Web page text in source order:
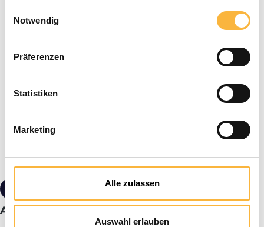
Notwendig
Präferenzen
Statistiken
Marketing
Alle zulassen
Auswahl erlauben
Acid gloves men